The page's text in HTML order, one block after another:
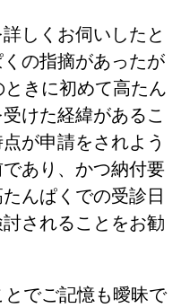
しくお伺いしたと
の指摘があったが
きに初めて高たん
けた経緯があるこ
が申請をされよう
あり、かつ納付要
んぱくでの受診日
されることをお勧
でご記憶も曖昧で